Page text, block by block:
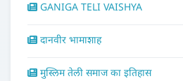
GANIGA TELI VAISHYA
दानवीर भामाशाह
मुस्लिम तेली समाज का इतिहास